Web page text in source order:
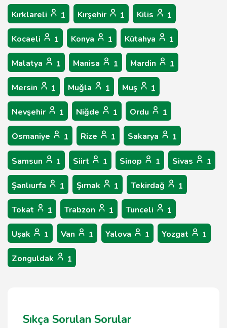
Kırklareli 1 Kırşehir 1 Kilis 1
Kocaeli 1 Konya 1 Kütahya 1
Malatya 1 Manisa 1 Mardin 1
Mersin 1 Muğla 1 Muş 1
Nevşehir 1 Niğde 1 Ordu 1
Osmaniye 1 Rize 1 Sakarya 1
Samsun 1 Siirt 1 Sinop 1 Sivas 1
Şanlıurfa 1 Şırnak 1 Tekirdağ 1
Tokat 1 Trabzon 1 Tunceli 1
Uşak 1 Van 1 Yalova 1 Yozgat 1
Zonguldak 1
Sıkça Sorulan Sorular